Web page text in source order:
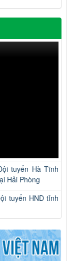
tuyển Hà Tĩnh
Hải Phòng
tuyển HND tỉnh